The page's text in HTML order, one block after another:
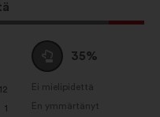
12
1
Äänestä
tyhjää
:
35%
Ei mielipidettä
:kertaa
En ymmärtänyt
:kertaa